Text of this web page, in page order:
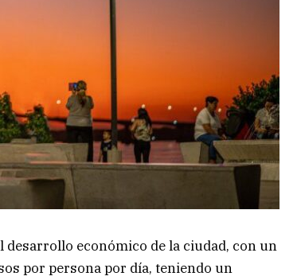
económico de la ciudad, con un
por persona por día, teniendo un